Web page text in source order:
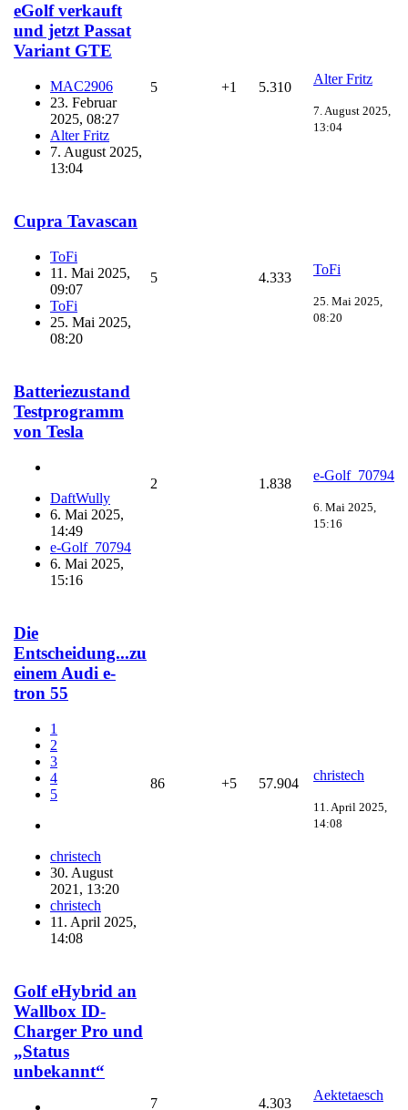
eGolf verkauft
und jetzt Passat
Variant GTE
MAC2906
23. Februar
2025, 08:27
Alter Fritz
7. August 2025,
13:04
5 +1 5.310
Alter Fritz
7. August 2025,
13:04
Cupra Tavascan
ToFi
11. Mai 2025,
09:07
ToFi
25. Mai 2025,
08:20
5 4.333
ToFi
25. Mai 2025,
08:20
Batteriezustand
Testprogramm
von Tesla
DaftWully
6. Mai 2025,
14:49
e-Golf_70794
6. Mai 2025,
15:16
2 1.838
e-Golf_70794
6. Mai 2025,
15:16
Die
Entscheidung...zu
einem Audi e-
tron 55
1
2
3
4
5
christech
30. August
2021, 13:20
christech
11. April 2025,
14:08
86 +5 57.904
christech
11. April 2025,
14:08
Golf eHybrid an
Wallbox ID-
Charger Pro und
„Status
unbekannt“
7 4.303
Aektetaesch